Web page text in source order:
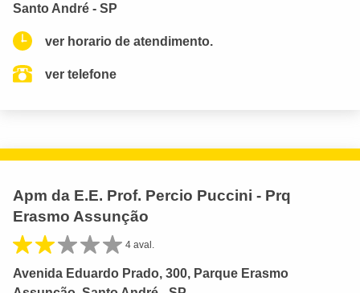
Santo André - SP
ver horario de atendimento.
ver telefone
Apm da E.E. Prof. Percio Puccini - Prq
Erasmo Assunção
4 aval.
Avenida Eduardo Prado, 300, Parque Erasmo